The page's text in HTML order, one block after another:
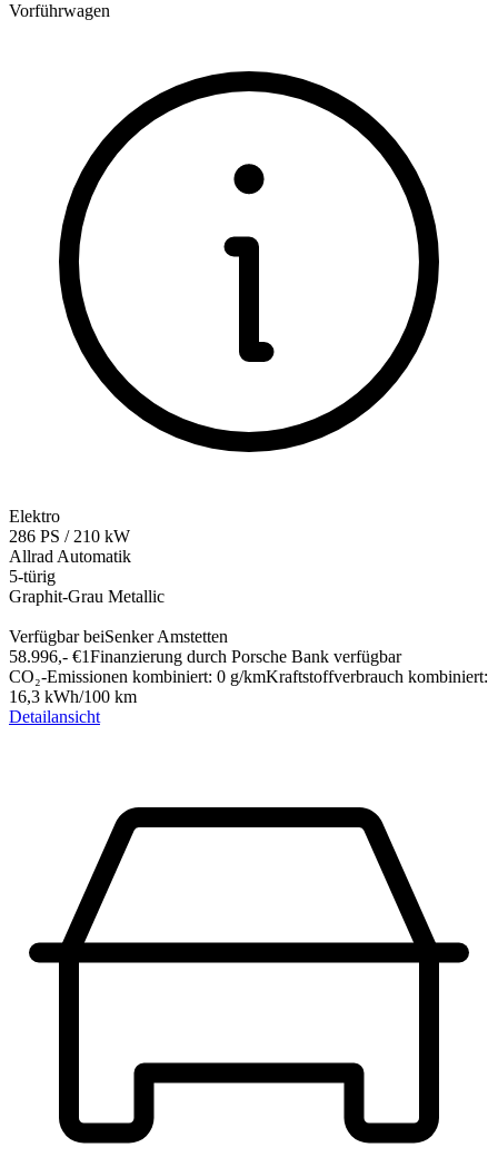
Vorführwagen
Elektro
286 PS / 210 kW
Allrad Automatik
5-türig
Graphit-Grau Metallic
Verfügbar beiSenker Amstetten
58.996,-‍ €1Finanzierung durch Porsche Bank verfügbar
CO₂-Emissionen kombiniert: 0 g/kmKraftstoffverbrauch kombiniert:
16,3 kWh/100 km
Detailansicht